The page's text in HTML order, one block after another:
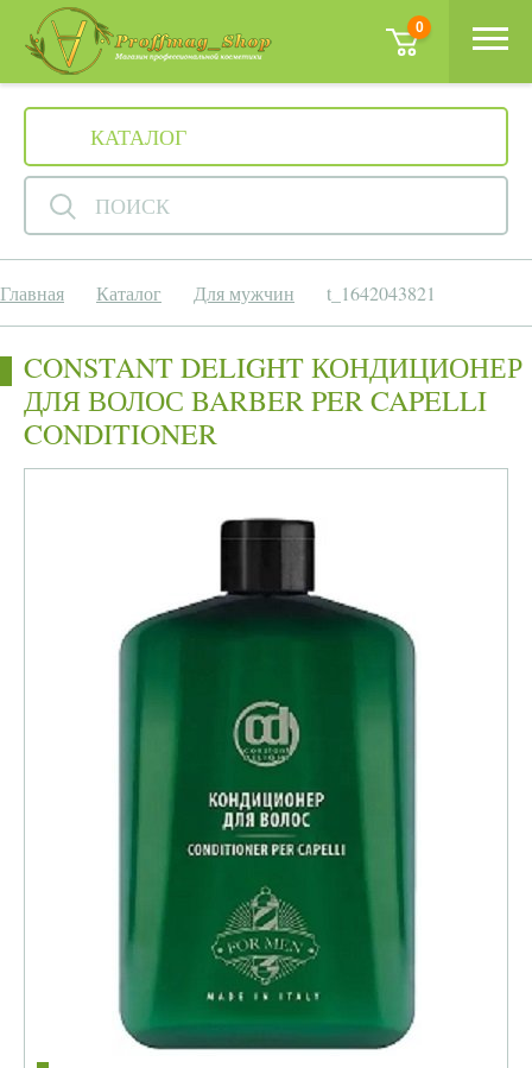
0
КАТАЛОГ
ПОИСК
Главная Каталог Для мужчин t_1642043821
CONSTANT DELIGHT КОНДИЦИОНЕР
ДЛЯ ВОЛОС BARBER PER CAPELLI
CONDITIONER